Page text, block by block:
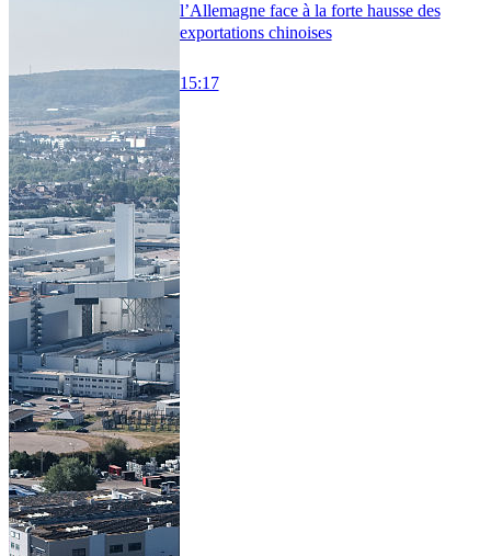
l’Allemagne face à la forte hausse des
exportations chinoises
15:17